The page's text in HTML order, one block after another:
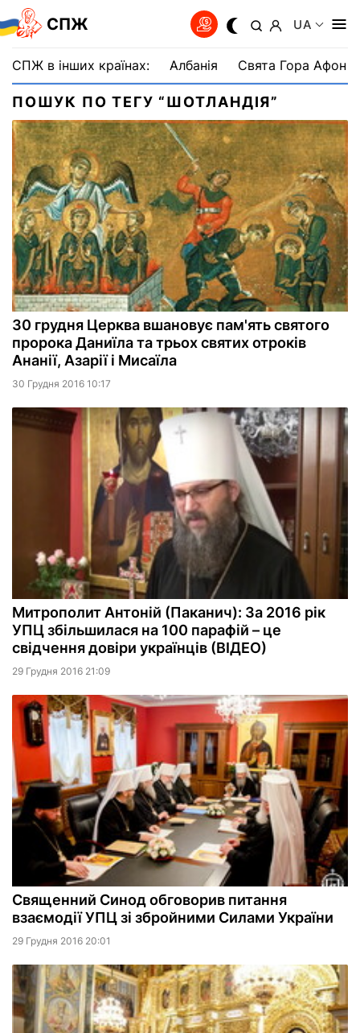
СПЖ UA
СПЖ в інших країнах: Албанія Свята Гора Афон
ПОШУК ПО ТЕГУ “ШОТЛАНДІЯ”
30 грудня Церква вшановує пам'ять святого
пророка Даниїла та трьох святих отроків
Ананії, Азарії і Мисаїла
30 Грудня 2016 10:17
Митрополит Антоній (Паканич): За 2016 рік
УПЦ збільшилася на 100 парафій – це
свідчення довіри українців (ВІДЕО)
29 Грудня 2016 21:09
Священний Синод обговорив питання
взаємодії УПЦ зі збройними Силами України
29 Грудня 2016 20:01